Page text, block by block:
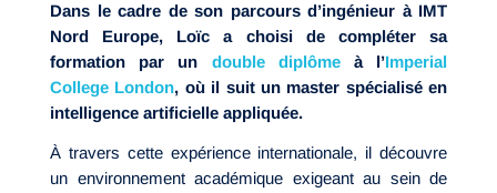
Dans le cadre de son parcours d’ingénieur à IMT
Nord Europe, Loïc a choisi de compléter sa
formation par un double diplômeà l’Imperial
College London, où il suit un master spécialisé en
intelligence artificielle appliquée.
À travers cette expérience internationale, il découvre
un environnement académique exigeant au sein de